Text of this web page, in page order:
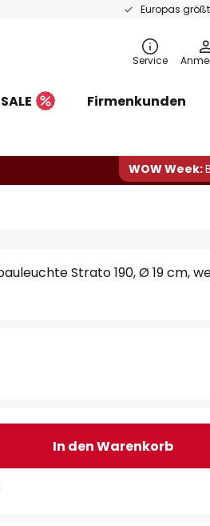
Europas
Service
SALE Firmenkunden
WOW Week:
Strato 190, Ø 19 cm,
In den Warenkorb